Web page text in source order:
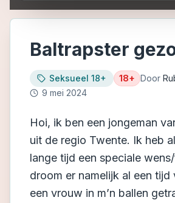
Baltrapster
Seksueel 18+ 18+ Door
9 mei 2024
Hoi, ik ben een jongeman
uit de regio Twente. Ik heb
lange tijd een speciale
droom er namelijk al een tijd
een vrouw in m’n ballen